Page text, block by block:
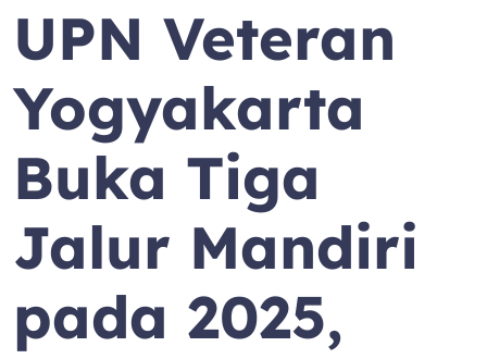
UPN Veteran
Yogyakarta
Buka Tiga
Jalur Mandiri
pada 2025,